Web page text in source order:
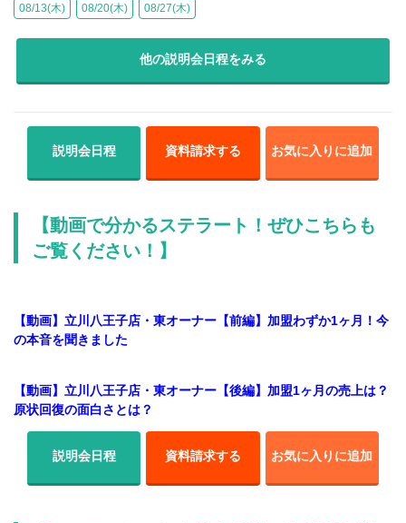
08/13(木) 08/20(木) 08/27(木)
他の説明会日程をみる
説明会日程 資料請求する お気に入りに追加
【動画で分かるステラート！ぜひこちらも
ご覧ください！】
【動画】立川八王子店・東オーナー【前編】加盟わずか1ヶ月！今
の本音を聞きました
【動画】立川八王子店・東オーナー【後編】加盟1ヶ月の売上は？
原状回復の面白さとは？
説明会日程 資料請求する お気に入りに追加